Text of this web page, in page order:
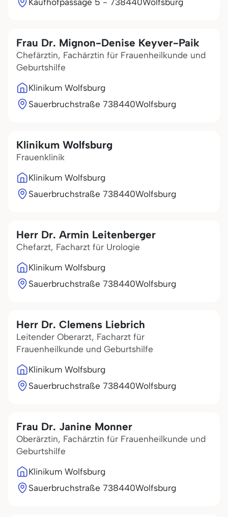
Kaufhofpassage 5 - 738440Wolfsburg
Frau Dr. Mignon-Denise Keyver-Paik
Chefärztin, Fachärztin für Frauenheilkunde und
Geburtshilfe
Klinikum Wolfsburg
Sauerbruchstraße 738440Wolfsburg
Klinikum Wolfsburg
Frauenklinik
Klinikum Wolfsburg
Sauerbruchstraße 738440Wolfsburg
Herr Dr. Armin Leitenberger
Chefarzt, Facharzt für Urologie
Klinikum Wolfsburg
Sauerbruchstraße 738440Wolfsburg
Herr Dr. Clemens Liebrich
Leitender Oberarzt, Facharzt für
Frauenheilkunde und Geburtshilfe
Klinikum Wolfsburg
Sauerbruchstraße 738440Wolfsburg
Frau Dr. Janine Monner
Oberärztin, Fachärztin für Frauenheilkunde und
Geburtshilfe
Klinikum Wolfsburg
Sauerbruchstraße 738440Wolfsburg